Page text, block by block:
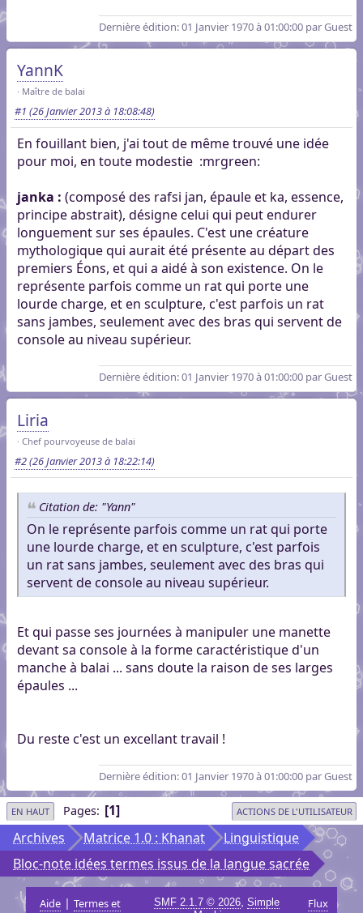
Dernière édition: 01 Janvier 1970 à 01:00:00 par Guest
YannK
Maître de balai
#1 (26 Janvier 2013 à 18:08:48)
En fouillant bien, j'ai tout de même trouvé une idée
pour moi, en toute modestie :mrgreen:
janka : (composé des rafsi jan, épaule et ka, essence,
principe abstrait), désigne celui qui peut endurer
longuement sur ses épaules. C'est une créature
mythologique qui aurait été présente au départ des
premiers Éons, et qui a aidé à son existence. On le
représente parfois comme un rat qui porte une
lourde charge, et en sculpture, c'est parfois un rat
sans jambes, seulement avec des bras qui servent de
console au niveau supérieur.
Dernière édition: 01 Janvier 1970 à 01:00:00 par Guest
Liria
Chef pourvoyeuse de balai
#2(26 Janvier 2013 à 18:22:14)
Citation de: "Yann"
On le représente parfois comme un rat qui porte
une lourde charge, et en sculpture, c'est parfois
un rat sans jambes, seulement avec des bras qui
servent de console au niveau supérieur.
Et qui passe ses journées à manipuler une manette
devant sa console à la forme caractéristique d'un
manche à balai ... sans doute la raison de ses larges
épaules ...
Du reste c'est un excellant travail !
Dernière édition: 01 Janvier 1970 à 01:00:00 par Guest
EN HAUT Pages 1 ACTIONS DE L'UTILISATEUR
Archives Matrice 1.0 : Khanat
Linguistique
Bloc-note idées termes issus de la langue sacrée
Aide |Termes et
SMF 2.1.7 © 2026, Simple
Flux